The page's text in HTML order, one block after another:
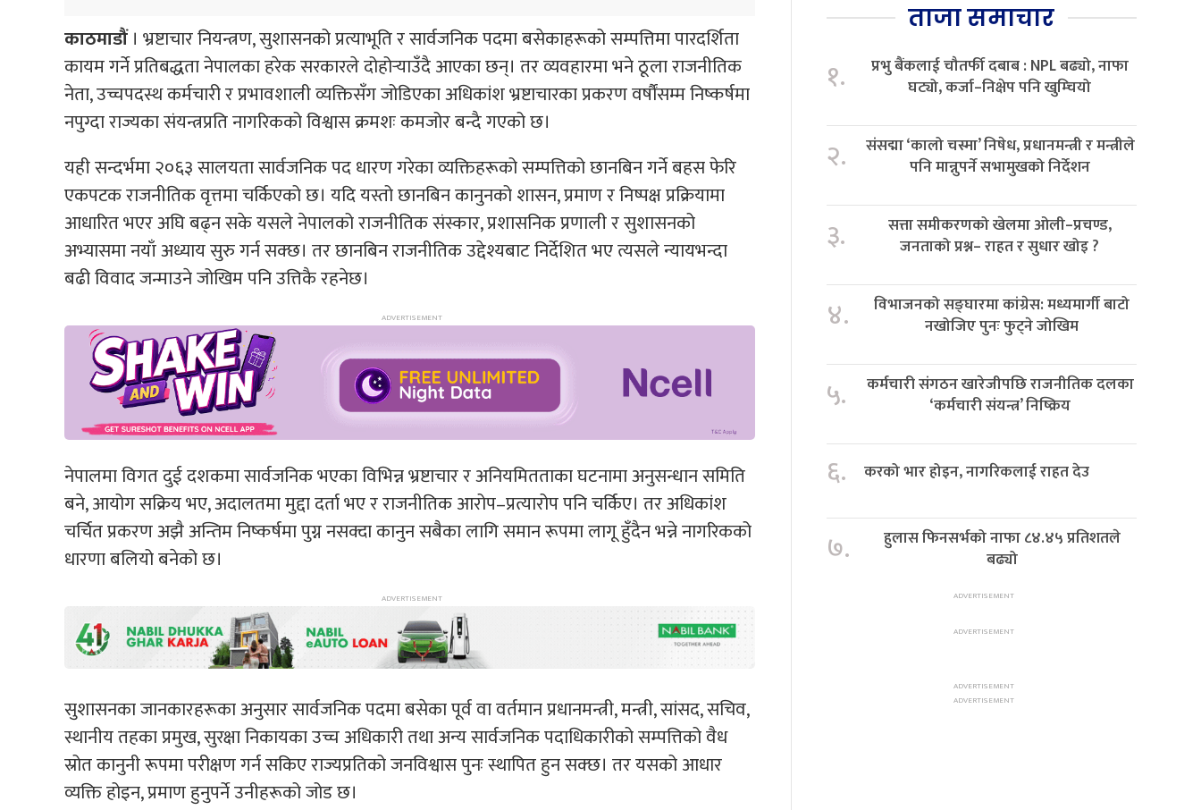
काठमाडौं। भ्रष्टाचार नियन्त्रण, सुशासनको प्रत्याभूति र सार्वजनिक पदमा बसेकाहरूको सम्पत्तिमा पारदर्शिता
कायम गर्ने प्रतिबद्धता नेपालका हरेक सरकारले दोहोर्‍याउँदै आएका छन्। तर व्यवहारमा भने ठूला राजनीतिक
नेता, उच्चपदस्थ कर्मचारी र प्रभावशाली व्यक्तिसँग जोडिएका अधिकांश भ्रष्टाचारका प्रकरण वर्षौंसम्म निष्कर्षमा
नपुग्दा राज्यका संयन्त्रप्रति नागरिकको विश्वास क्रमशः कमजोर बन्दै गएको छ।
यही सन्दर्भमा २०६३ सालयता सार्वजनिक पद धारण गरेका व्यक्तिहरूको सम्पत्तिको छानबिन गर्ने बहस फेरि
एकपटक राजनीतिक वृत्तमा चर्किएको छ। यदि यस्तो छानबिन कानुनको शासन, प्रमाण र निष्पक्ष प्रक्रियामा
आधारित भएर अघि बढ्न सके यसले नेपालको राजनीतिक संस्कार, प्रशासनिक प्रणाली र सुशासनको
अभ्यासमा नयाँ अध्याय सुरु गर्न सक्छ। तर छानबिन राजनीतिक उद्देश्यबाट निर्देशित भए त्यसले न्यायभन्दा
बढी विवाद जन्माउने जोखिम पनि उत्तिकै रहनेछ।
नेपालमा विगत दुई दशकमा सार्वजनिक भएका विभिन्न भ्रष्टाचार र अनियमितताका घटनामा अनुसन्धान समिति
बने, आयोग सक्रिय भए, अदालतमा मुद्दा दर्ता भए र राजनीतिक आरोप–प्रत्यारोप पनि चर्किए। तर अधिकांश
चर्चित प्रकरण अझै अन्तिम निष्कर्षमा पुग्न नसक्दा कानुन सबैका लागि समान रूपमा लागू हुँदैन भन्ने नागरिकको
धारणा बलियो बनेको छ।
सुशासनका जानकारहरूका अनुसार सार्वजनिक पदमा बसेका पूर्व वा वर्तमान प्रधानमन्त्री, मन्त्री, सांसद, सचिव,
स्थानीय तहका प्रमुख, सुरक्षा निकायका उच्च अधिकारी तथा अन्य सार्वजनिक पदाधिकारीको सम्पत्तिको वैध
स्रोत कानुनी रूपमा परीक्षण गर्न सकिए राज्यप्रतिको जनविश्वास पुनः स्थापित हुन सक्छ। तर यसको आधार
व्यक्ति होइन, प्रमाण हुनुपर्ने उनीहरूको जोड छ।
ताजा समाचार
१.
प्रभु बैंकलाई चौतर्फी दबाब : NPL बढ्यो, नाफा
घट्यो, कर्जा–निक्षेप पनि खुम्चियो
२.
संसद्मा ‘कालो चस्मा’ निषेध, प्रधानमन्त्री र मन्त्रीले
पनि मान्नुपर्ने सभामुखको निर्देशन
३.
सत्ता समीकरणको खेलमा ओली–प्रचण्ड,
जनताको प्रश्न– राहत र सुधार खोइ ?
४.
विभाजनको सङ्घारमा कांग्रेस: मध्यमार्गी बाटो
नखोजिए पुनः फुट्ने जोखिम
५.
कर्मचारी संगठन खारेजीपछि राजनीतिक दलका
‘कर्मचारी संयन्त्र’ निष्क्रिय
६. करको भार होइन, नागरिकलाई राहत देउ
७.
हुलास फिनसर्भको नाफा ८४.४५ प्रतिशतले
बढ्यो